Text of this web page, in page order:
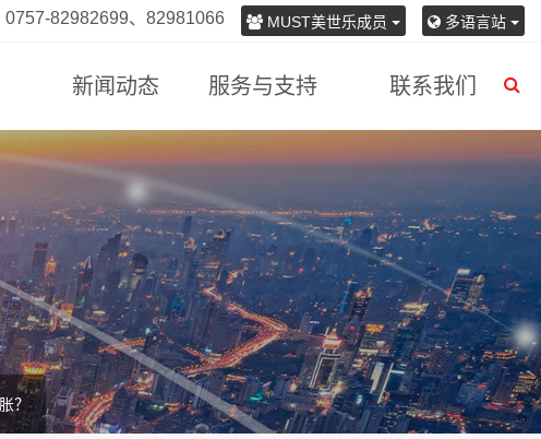
多语言站
MUST美世乐成员
0757-82982699、82981066
新闻动态 服务与支持 联系我们
？